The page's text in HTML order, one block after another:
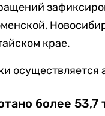
крае.
осуществляется
более 53,7